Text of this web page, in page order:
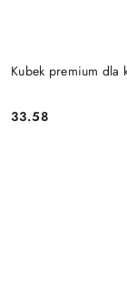
Kubek premium dla
Cena:
33.58